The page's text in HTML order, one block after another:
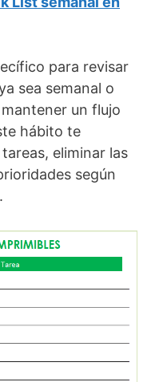
para revisar
sea semanal o
un flujo
hábito te
eliminar las
según